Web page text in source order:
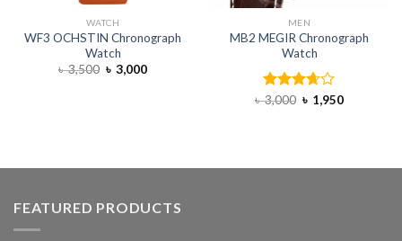
WATCH
WF3 OCHSTIN Chronograph
Watch
৳3,500 ৳ 3,000
MEN
MB2 MEGIR Chronograph
Watch
Rated
৳3,000 ৳ 1,950
FEATURED PRODUCTS